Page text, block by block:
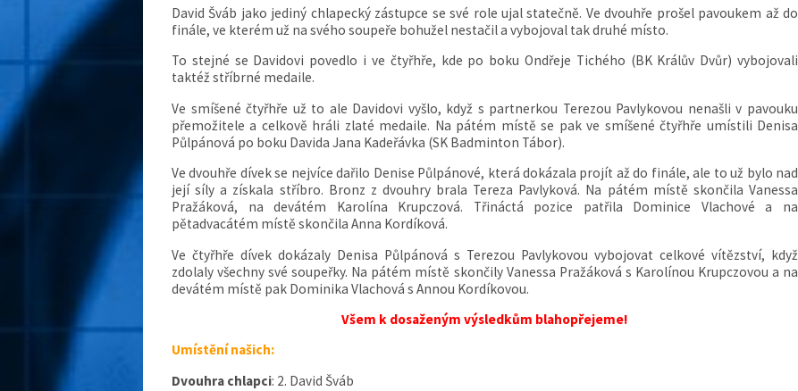
David Šváb jako jediný chlapecký zástupce se své role ujal statečně. Ve dvouhře prošel pavoukem až do
finále, ve kterém už na svého soupeře bohužel nestačil a vybojoval tak druhé místo.
To stejné se Davidovi povedlo i ve čtyřhře, kde po boku Ondřeje Tichého (BK Králův Dvůr) vybojovali
taktéž stříbrné medaile.
Ve smíšené čtyřhře už to ale Davidovi vyšlo, když s partnerkou Terezou Pavlykovou nenašli v pavouku
přemožitele a celkově hráli zlaté medaile. Na pátém místě se pak ve smíšené čtyřhře umístili Denisa
Půlpánová po boku Davida Jana Kadeřávka (SK Badminton Tábor).
Ve dvouhře dívek se nejvíce dařilo Denise Půlpánové, která dokázala projít až do finále, ale to už bylo nad
její síly a získala stříbro. Bronz z dvouhry brala Tereza Pavlyková. Na pátém místě skončila Vanessa
Pražáková, na devátém Karolína Krupczová. Třináctá pozice patřila Dominice Vlachové a na
pětadvacátém místě skončila Anna Kordíková.
Ve čtyřhře dívek dokázaly Denisa Půlpánová s Terezou Pavlykovou vybojovat celkové vítězství, když
zdolaly všechny své soupeřky. Na pátém místě skončily Vanessa Pražáková s Karolínou Krupczovou a na
devátém místě pak Dominika Vlachová s Annou Kordíkovou.
Všem k dosaženým výsledkům blahopřejeme!
Umístění našich:
Dvouhra chlapci: 2. David Šváb